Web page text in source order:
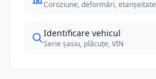
Coroziune, deformări, etanșeitate
Identificare vehicul
Serie șasiu, plăcuțe, VIN